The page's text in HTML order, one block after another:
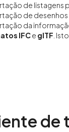
de listagens
de desenhos
da
IFCe glTF .
de